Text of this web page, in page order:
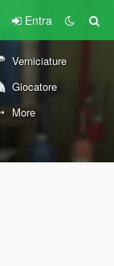
Entra
Verniciature
Giocatore
More